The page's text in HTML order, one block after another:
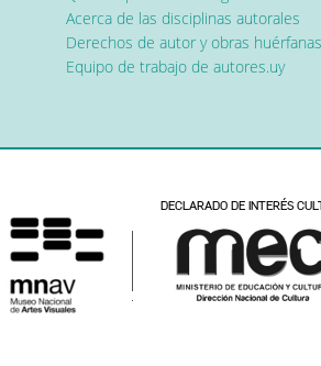
Acerca de las disciplinas autorales
Derechos de autor y obras huérfanas
Equipo de trabajo de autores.uy